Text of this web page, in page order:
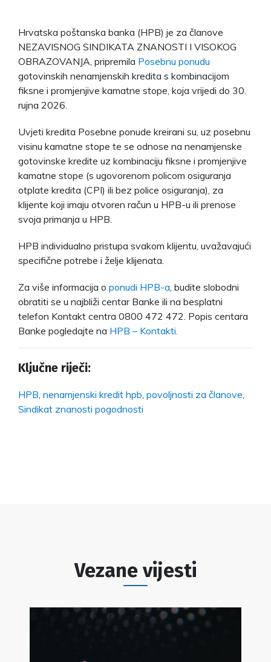
Hrvatska poštanska banka (HPB) je za članove
NEZAVISNOG SINDIKATA ZNANOSTI I VISOKOG
OBRAZOVANJA, pripremila Posebnu ponudu
gotovinskih nenamjenskih kredita s kombinacijom
fiksne i promjenjive kamatne stope, koja vrijedi do 30.
rujna 2026.
Uvjeti kredita Posebne ponude kreirani su, uz posebnu
visinu kamatne stope te se odnose na nenamjenske
gotovinske kredite uz kombinaciju fiksne i promjenjive
kamatne stope (s ugovorenom policom osiguranja
otplate kredita (CPI) ili bez police osiguranja), za
klijente koji imaju otvoren račun u HPB-u ili prenose
svoja primanja u HPB.
HPB individualno pristupa svakom klijentu, uvažavajući
specifične potrebe i želje klijenata.
Za više informacija o ponudi HPB-a , budite slobodni
obratiti se u najbliži centar Banke ili na besplatni
telefon Kontakt centra 0800 472 472. Popis centara
Banke pogledajte na HPB – Kontakti.
Ključne riječi:
HPB nenamjenski kredit hpb povoljnosti za članove
Sindikat znanosti pogodnosti
Vezane vijesti